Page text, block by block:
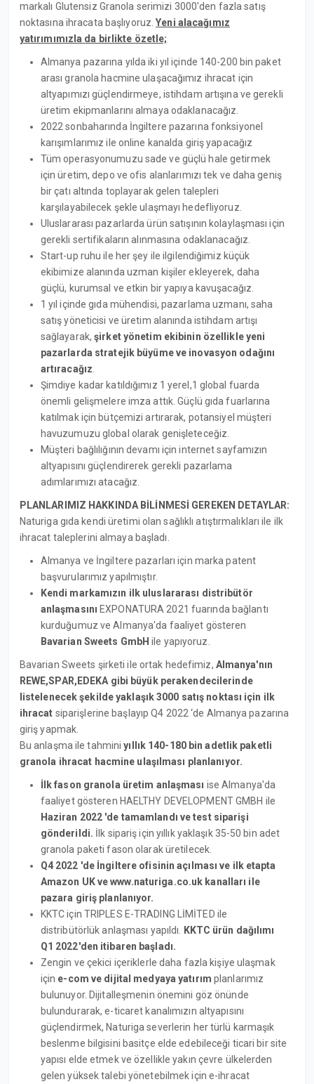
markalı Glutensiz Granola serimizi 3000'den fazla satış
noktasına ihracata başlıyoruz.Yeni alacağımız
yatırımımızla da birlikte özetle;
Almanya pazarına yılda iki yıl içinde 140-200 bin paket
arası granola hacmine ulaşacağımız ihracat için
altyapımızı güçlendirmeye, istihdam artışına ve gerekli
üretim ekipmanlarını almaya odaklanacağız.
2022 sonbaharında İngiltere pazarına fonksiyonel
karışımlarımız ile online kanalda giriş yapacağız
Tüm operasyonumuzu sade ve güçlü hale getirmek
için üretim, depo ve ofis alanlarımızı tek ve daha geniş
bir çatı altında toplayarak gelen talepleri
karşılayabilecek şekle ulaşmayı hedefliyoruz.
Uluslararası pazarlarda ürün satışının kolaylaşması için
gerekli sertifikaların alınmasına odaklanacağız.
Start-up ruhu ile her şey ile ilgilendiğimiz küçük
ekibimize alanında uzman kişiler ekleyerek, daha
güçlü, kurumsal ve etkin bir yapıya kavuşacağız.
1 yıl içinde gıda mühendisi, pazarlama uzmanı, saha
satış yöneticisi ve üretim alanında istihdam artışı
sağlayarak,şirket yönetim ekibinin özellikle yeni
pazarlarda stratejik büyüme ve inovasyon odağını
artıracağız.
Şimdiye kadar katıldığımız 1 yerel,1 global fuarda
önemli gelişmelere imza attık. Güçlü gıda fuarlarına
katılmak için bütçemizi artırarak, potansiyel müşteri
havuzumuzu global olarak genişleteceğiz.
Müşteri bağlılığının devamı için internet sayfamızın
altyapısını güçlendirerek gerekli pazarlama
adımlarımızı atacağız.
PLANLARIMIZ HAKKINDA BİLİNMESİ GEREKEN DETAYLAR:
Naturiga gıda kendi üretimi olan sağlıklı atıştırmalıkları ile ilk
ihracat taleplerini almaya başladı.
Almanya ve İngiltere pazarları için marka patent
başvurularımız yapılmıştır.
Kendi markamızın ilk uluslararası distribütör
anlaşmasını EXPONATURA 2021 fuarında bağlantı
kurduğumuz ve Almanya'da faaliyet gösteren
Bavarian Sweets GmbH ile yapıyoruz.
Bavarian Sweets şirketi ile ortak hedefimiz, Almanya'nın
REWE,SPAR,EDEKA gibi büyük perakendecilerinde
listelenecek şekilde yaklaşık 3000 satış noktası için ilk
ihracat siparişlerine başlayıp Q4 2022 ‘de Almanya pazarına
giriş yapmak.
Bu anlaşma ile tahminiyıllık 140-180 bin adetlik paketli
granola ihracat hacmine ulaşılması planlanıyor.
İlk fason granola üretim anlaşması ise Almanya'da
faaliyet gösteren HAELTHY DEVELOPMENT GMBH ile
Haziran 2022 'de tamamlandı ve test siparişi
gönderildi. İlk sipariş için yıllık yaklaşık 35-50 bin adet
granola paketi fason olarak üretilecek.
Q4 2022 'de İngiltere ofisinin açılması ve ilk etapta
Amazon UK ve www.naturiga.co.uk kanalları ile
pazara giriş planlanıyor.
KKTC için TRIPLES E-TRADING LİMİTED ile
distribütörlük anlaşması yapıldı. KKTC ürün dağılımı
Q1 2022'den itibaren başladı.
Zengin ve çekici içeriklerle daha fazla kişiye ulaşmak
için e-com ve dijital medyaya yatırım planlarımız
bulunuyor. Dijitalleşmenin önemini göz önünde
bulundurarak, e-ticaret kanalımızın altyapısını
güçlendirmek, Naturiga severlerin her türlü karmaşık
beslenme bilgisini basitçe elde edebileceği ticari bir site
yapısı elde etmek ve özellikle yakın çevre ülkelerden
gelen yüksek talebi yönetebilmek için e-ihracat